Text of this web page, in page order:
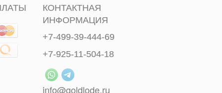
КОНТАКТНАЯ
ИНФОРМАЦИЯ
+7-499-39-444-69
+7-925-11-504-18
info@goldlode.ru